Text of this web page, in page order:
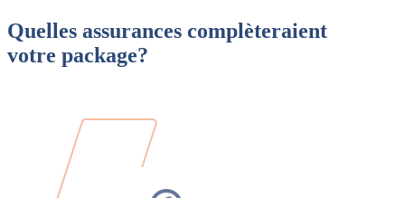
Quelles assurances complèteraient
votre package?